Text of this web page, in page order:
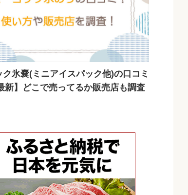
ク氷嚢(ミニアイスパック他)の口コミ
新】どこで売ってるか販売店も調査